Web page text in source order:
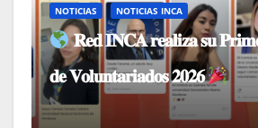
NOTICIAS NOTICIAS INCA
𝐑𝐞𝐝 𝐈𝐍𝐂𝐀 𝐫𝐞𝐚𝐥𝐢𝐳𝐚 𝐬𝐮
𝐝𝐞 𝐕𝐨𝐥𝐮𝐧𝐭𝐚𝐫𝐢𝐚𝐝𝐨𝐬 𝟐𝟎𝟐𝟔